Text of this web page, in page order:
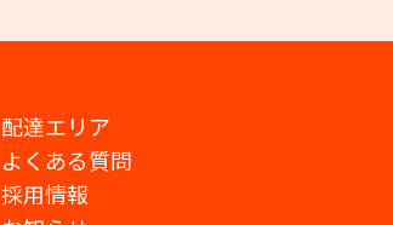
配達エリア
よくある質問
採用情報